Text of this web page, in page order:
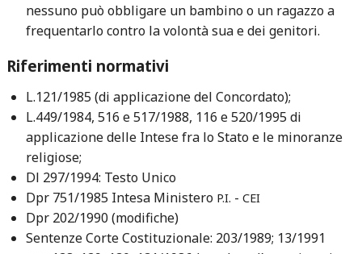
nessuno può obbligare un bambino o un ragazzo a
frequentarlo contro la volontà sua e dei genitori.
Riferimenti normativi
L.121/1985 (di applicazione del Concordato);
L.449/1984, 516 e 517/1988, 116 e 520/1995 di
applicazione delle Intese fra lo Stato e le minoranze
religiose;
Dl 297/1994: Testo Unico
Dpr 751/1985 Intesa Ministero P.I. - CEI
Dpr 202/1990 (modifiche)
Sentenze Corte Costituzionale: 203/1989; 13/1991